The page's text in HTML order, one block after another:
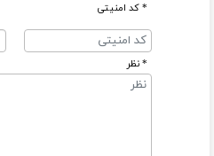
* کد امنیتی
* نظر